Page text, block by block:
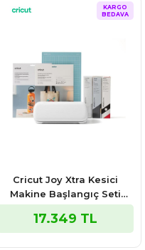
Cricut Joy Xtra Kesici
Makine Başlangıç Seti
8002010 – DIY Projeleri ve
Hobi İçin İdeal
17.349 TL
KARGO
BEDAVA